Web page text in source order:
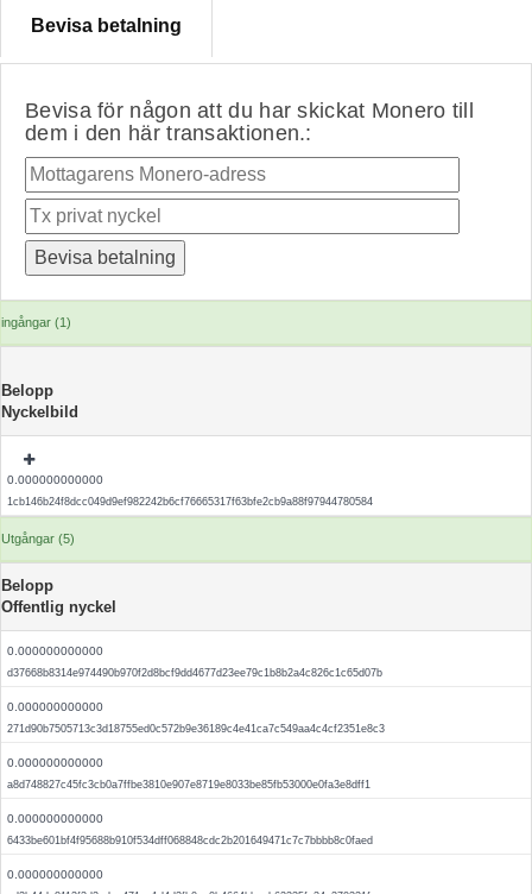
Bevisa betalning
Bevisa för någon att du har skickat Monero till
dem i den här transaktionen.:
ingångar (1)
Belopp
Nyckelbild
0.000000000000
1cb146b24f8dcc049d9ef982242b6cf76665317f63bfe2cb9a88f97944780584
Utgångar (5)
Belopp
Offentlig nyckel
0.000000000000
d37668b8314e974490b970f2d8bcf9dd4677d23ee79c1b8b2a4c826c1c65d07b
0.000000000000
271d90b7505713c3d18755ed0c572b9e36189c4e41ca7c549aa4c4cf2351e8c3
0.000000000000
a8d748827c45fc3cb0a7ffbe3810e907e8719e8033be85fb53000e0fa3e8dff1
0.000000000000
6433be601bf4f95688b910f534dff068848cdc2b201649471c7c7bbbb8c0faed
0.000000000000